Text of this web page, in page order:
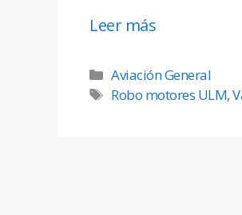
Leer más
Aviación General
Robo motores ULM,